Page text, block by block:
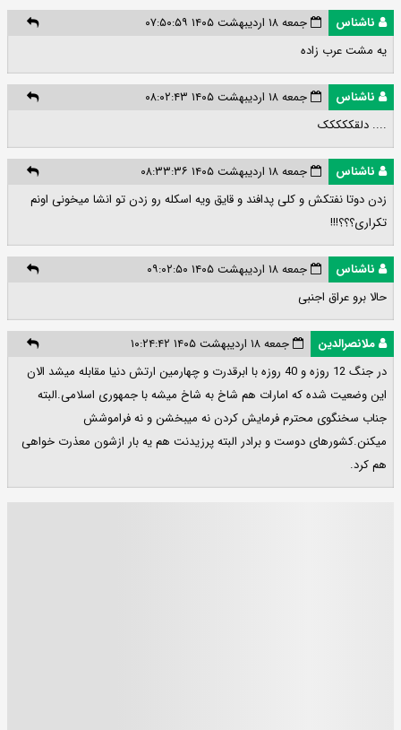
ناشناس
جمعه ۱۸ اردیبهشت ۱۴۰۵ ۰۷:۵۰:۵۹
یه مشت عرب زاده
ناشناس
جمعه ۱۸ اردیبهشت ۱۴۰۵ ۰۸:۰۲:۴۳
.... دلقککککک
ناشناس
جمعه ۱۸ اردیبهشت ۱۴۰۵ ۰۸:۳۳:۳۶
زدن دوتا نفتکش و کلی پدافند و قایق ویه اسکله رو زدن تو انشا میخونی اونم
تکراری؟؟؟!!!
ناشناس
جمعه ۱۸ اردیبهشت ۱۴۰۵ ۰۹:۰۲:۵۰
حالا برو عراق اجنبی
ملانصرالدین
جمعه ۱۸ اردیبهشت ۱۴۰۵ ۱۰:۲۴:۴۲
در جنگ 12 روزه و 40 روزه با ابرقدرت و چهارمین ارتش دنیا مقابله میشد الان
این وضعیت شده که امارات هم شاخ به شاخ میشه با جمهوری اسلامی.البته
جناب سخنگوی محترم فرمایش کردن نه میبخشن و نه فراموشش
میکنن.کشورهای دوست و برادر البته پرزیدنت هم یه بار ازشون معذرت خواهی
هم کرد.